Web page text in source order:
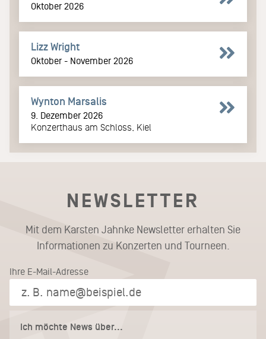
Oktober 2026
Lizz Wright
Oktober - November 2026
Wynton Marsalis
9. Dezember 2026
Konzerthaus am Schloss, Kiel
NEWSLETTER
Mit dem Karsten Jahnke Newsletter erhalten Sie
Informationen zu Konzerten und Tourneen.
Ihre E-Mail-Adresse
Ich möchte News über...